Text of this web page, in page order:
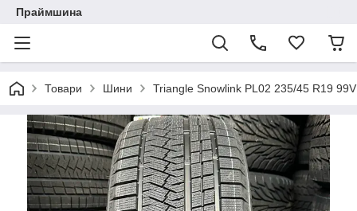
Праймшина
Товари Шини Triangle Snowlink PL02 235/45 R19